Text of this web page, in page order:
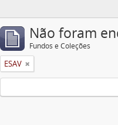
Não foram
Fundos e Coleções
ESAV